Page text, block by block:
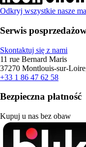
Odkryj wszystkie nasze
Serwis
Skontaktuj się z nami
11 rue Bernard Maris
37270 Montlouis-sur-
+33 1 86 47 62 58
Bezpieczna płatność
Kupuj u nas bez obaw